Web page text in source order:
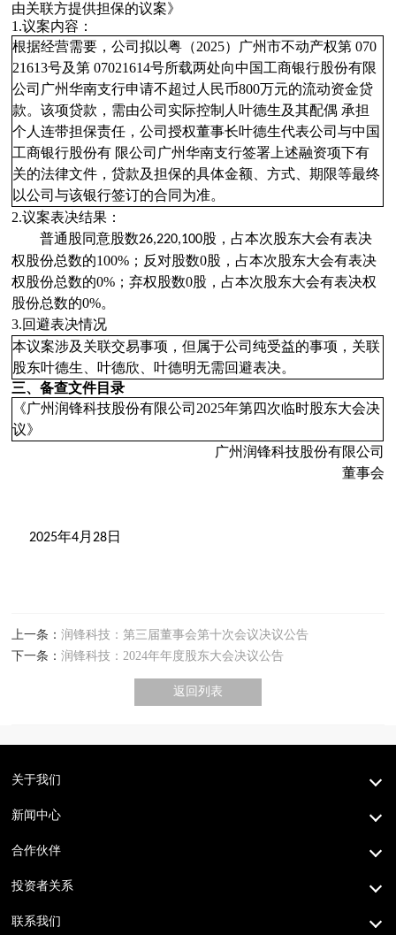
由关联方提供担保的议案》
1.议案内容：
根据经营需要，公司拟以粤（2025）广州市不动产权第 070
21613号及第 07021614号所载两处向中国工商银行股份有限
公司广州华南支行申请不超过人民币800万元的流动资金贷
款。该项贷款，需由公司实际控制人叶德生及其配偶 承担
个人连带担保责任，公司授权董事长叶德生代表公司与中国
工商银行股份有 限公司广州华南支行签署上述融资项下有
关的法律文件，贷款及担保的具体金额、方式、期限等最终
以公司与该银行签订的合同为准。
2.议案表决结果：
普通股同意股数26,220,100股，占本次股东大会有表决
权股份总数的100%；反对股数0股，占本次股东大会有表决
权股份总数的0%；弃权股数0股，占本次股东大会有表决权
股份总数的0%。
3.回避表决情况
本议案涉及关联交易事项，但属于公司纯受益的事项，关联
股东叶德生、叶德欣、叶德明无需回避表决。
三、备查文件目录
《广州润锋科技股份有限公司2025年第四次临时股东大会决
议》
广州润锋科技股份有限公司
董事会
2025年4月 28日
上一条：润锋科技：第三届董事会第十次会议决议公告
下一条：润锋科技：2024年年度股东大会决议公告
返回列表
关于我们
新闻中心
合作伙伴
投资者关系
联系我们